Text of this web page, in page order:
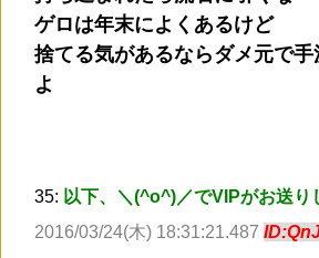
ゲロは年末によくあるけど
捨てる気があるならダメ元で
よ
35: 以下、＼(^o^)／でVIPがお送り
2016/03/24(木) 18:31:21.487